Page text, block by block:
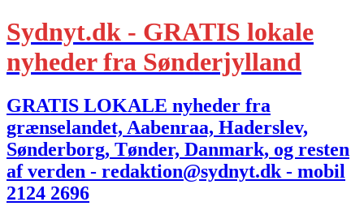
Sydnyt.dk - GRATIS lokale
nyheder fra Sønderjylland
GRATIS LOKALE nyheder fra
grænselandet, Aabenraa, Haderslev,
Sønderborg, Tønder, Danmark, og resten
af verden - redaktion@sydnyt.dk - mobil
2124 2696